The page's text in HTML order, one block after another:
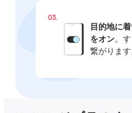
03.
目的地に
をオン。
繋がります